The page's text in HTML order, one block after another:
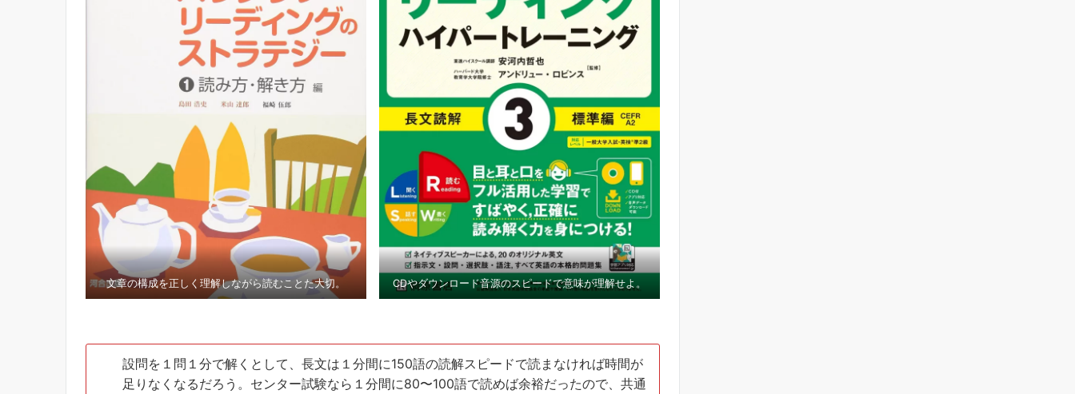
文章の構成を正しく理解しながら読むことた大切。 CDやダウンロード音源のスピードで意味が理解せよ。
設問を１問１分で解くとして、長文は１分間に150語の読解スピードで読まなければ時間が
足りなくなるだろう。センター試験なら１分間に80〜100語で読めば余裕だったので、共通